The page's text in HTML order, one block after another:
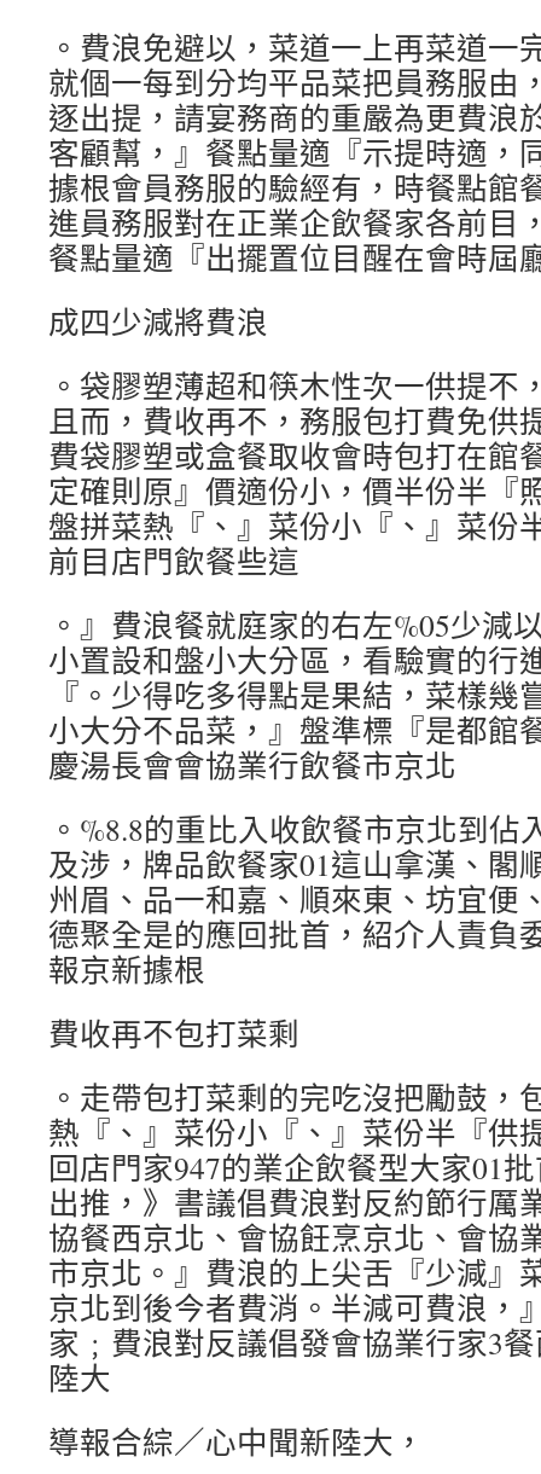
。費浪免避以，菜道一上再菜道一
就個一每到分均平品菜把員務服由
逐出提，請宴務商的重嚴為更費浪
客顧幫，』餐點量適『示提時適，
據根會員務服的驗經有，時餐點館
進員務服對在正業企飲餐家各前目
餐點量適『出擺置位目醒在會時屆
成四少減將費浪
。袋膠塑薄超和筷木性次一供提不
且而，費收再不，務服包打費免供
費袋膠塑或盒餐取收會時包打在館
定確則原』價適份小，價半份半『
盤拼菜熱『、』菜份小『、』菜份
前目店門飲餐些這
。』費浪餐就庭家的右左%05少減
小置設和盤小大分區，看驗實的行
『。少得吃多得點是果結，菜樣幾
小大分不品菜，』盤準標『是都館
慶湯長會會協業行飲餐市京北
。%8.8的重比入收飲餐市京北到佔
及涉，牌品飲餐家01這山拿漢、閣
州眉、品一和嘉、順來東、坊宜便
德聚全是的應回批首，紹介人責負
報京新據根
費收再不包打菜剩
。走帶包打菜剩的完吃沒把勵鼓，
熱『、』菜份小『、』菜份半『供
回店門家947的業企飲餐型大家01
出推，》書議倡費浪對反約節行厲
協餐西京北、會協飪烹京北、會協
市京北。』費浪的上尖舌『少減』
京北到後今者費消。半減可費浪，
家﹔費浪對反議倡發會協業行家3
陸大
導報合綜／心中聞新陸大，